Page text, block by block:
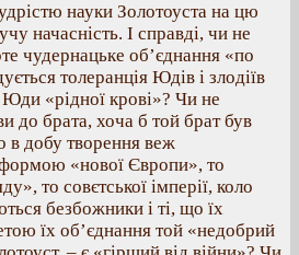
науки Золотоуста на цю
начасність. І справді, чи не
чудернацьке об’єднання «по
толеранція Юдів і злодіїв
«рідної крові»? Чи не
до брата, хоча б той брат був
добу творення веж
«нової Європи», то
то совєтської імперії, коло
безбожники і ті, що їх
їх об’єднання той «недобрий